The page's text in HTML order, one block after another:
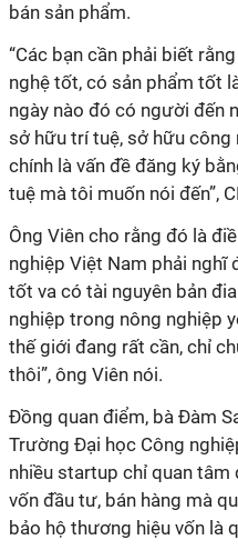
bán sản phẩm.
“Các bạn cần phải biết
nghệ tốt, có sản phẩm tốt
ngày nào đó có người đến
sở hữu trí tuệ, sở hữu công
chính là vấn đề đăng ký
tuệ mà tôi muốn nói đến”,
Ông Viên cho rằng đó là
nghiệp Việt Nam phải nghĩ
tốt va có tài nguyên bản
nghiệp trong nông nghiệp
thế giới đang rất cần, chỉ
thôi”, ông Viên nói.
Đồng quan điểm, bà Đàm
Trường Đại học Công
nhiều startup chỉ quan tâm
vốn đầu tư, bán hàng mà
bảo hộ thương hiệu vốn là